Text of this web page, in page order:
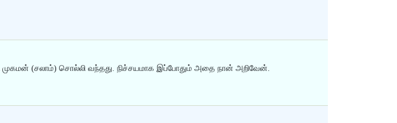
முகமன் (சலாம்) சொல்லி வந்தது. நிச்சயமாக இப்போதும் அதை நான் அறிவேன்.